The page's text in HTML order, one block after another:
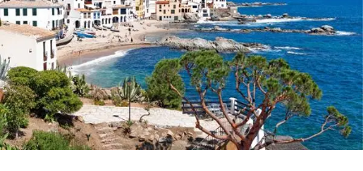
LA
COSTA
BRAVA